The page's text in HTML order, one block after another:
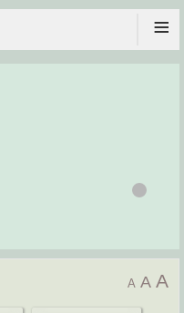
≡
A A A